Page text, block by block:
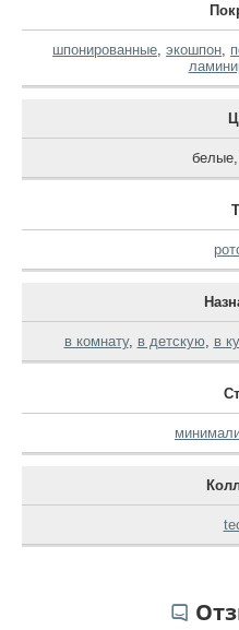
шпонированные экошпон
белые,
в комнату, в детскую, в